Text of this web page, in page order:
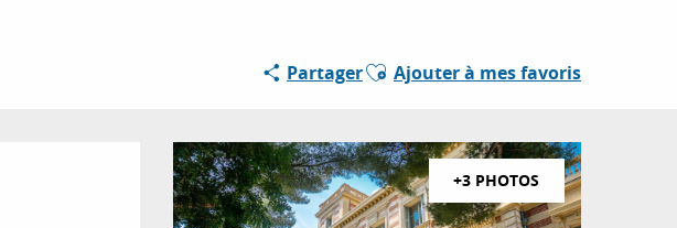
PartagerAjouter aux favoris
Ajouter à mes favoris
+3 PHOTOS